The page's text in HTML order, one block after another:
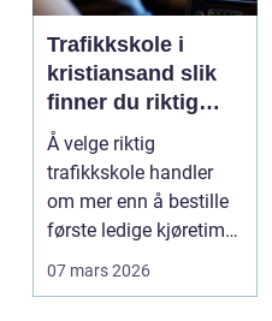
Trafikkskole i
kristiansand slik
finner du riktig
opplæring
Å velge riktig
trafikkskole handler
om mer enn å bestille
første ledige kjøretime.
For mange er føre...
07 mars 2026